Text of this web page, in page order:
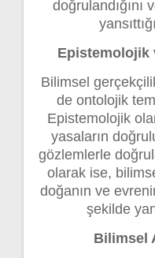
doğrulandığını
Epistemolojik
Bilimsel
de ontolojik
Epistemolojik
yasaların
gözlemlerle
olarak ise,
doğanın ve
şekilde
Bilimsel